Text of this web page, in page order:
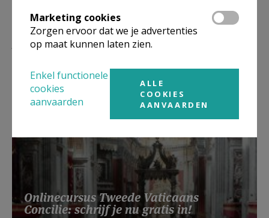
Lees meer
Onlinecursus Tweede Vaticaans
Concilie: schrijf je nu gratis in!
Marketing cookies
Zorgen ervoor dat we je advertenties
op maat kunnen laten zien.
Enkel functionele
cookies
aanvaarden
ALLE
COOKIES
AANVAARDEN